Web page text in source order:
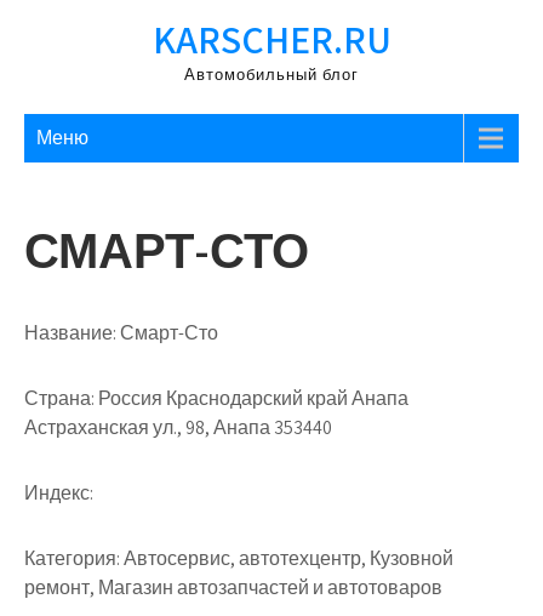
KARSCHER.RU
Автомобильный блог
Меню
СМАРТ-СТО
Название:Смарт-Сто
Страна: Россия Краснодарский край Анапа
Астраханская ул., 98, Анапа 353440
Индекс:
Категория:Автосервис, автотехцентр, Кузовной
ремонт, Магазин автозапчастей и автотоваров